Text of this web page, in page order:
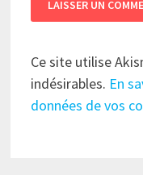
Ce site utilise
indésirables. En
données de vos